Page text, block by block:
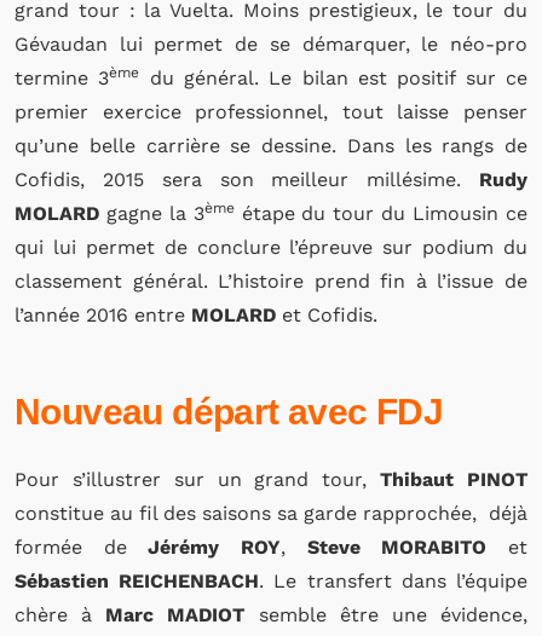
grand tour : la Vuelta. Moins prestigieux, le tour du
Gévaudan lui permet de se démarquer, le néo-pro
termine 3ème
du général. Le bilan est positif sur ce
premier exercice professionnel, tout laisse penser
qu’une belle carrière se dessine. Dans les rangs de
Cofidis, 2015 sera son meilleur millésime. Rudy
MOLARD gagne la 3èmeétape du tour du Limousin ce
qui lui permet de conclure l’épreuve sur podium du
classement général. L’histoire prend fin à l’issue de
l’année 2016 entre MOLARD et Cofidis.
Nouveau départ avec FDJ
Pour s’illustrer sur un grand tour,Thibaut PINOT
constitue au fil des saisons sa garde rapprochée, déjà
formée deJérémy ROY, Steve MORABITO et
Sébastien REICHENBACH. Le transfert dans l’équipe
chère à Marc MADIOT semble être une évidence,